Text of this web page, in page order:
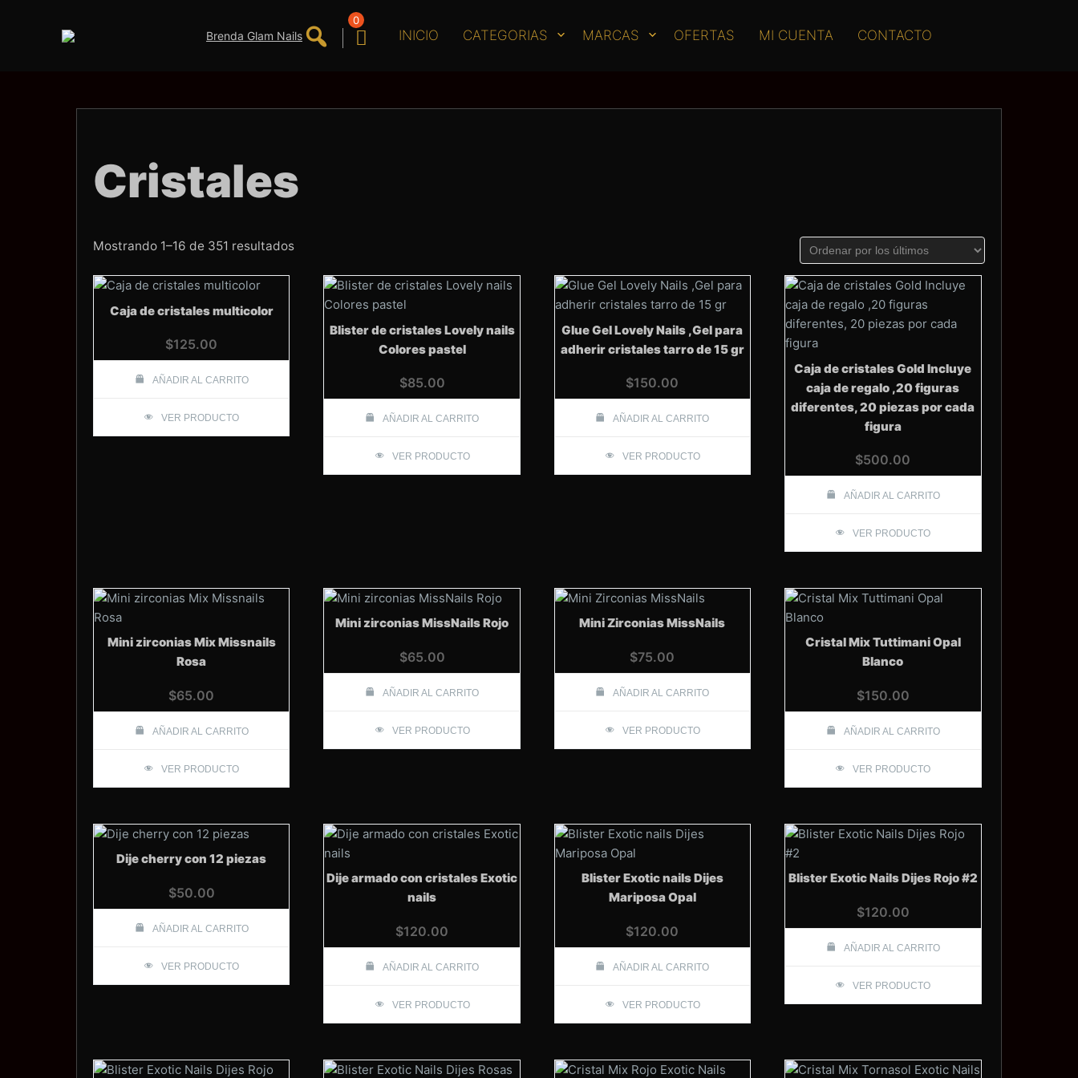
0
INICIO CATEGORIAS MARCAS OFERTAS MI CUENTA CONTACTO
Cristales
Mostrando 1–16 de 351 resultadosOrdenado
últimos
Caja de cristales multicolor
$125.00
AÑADIR AL CARRITO
VER PRODUCTO
Blister de cristales Lovely nails
Colores pastel
$85.00
AÑADIR AL CARRITO
VER PRODUCTO
Glue Gel Lovely Nails ,Gel para
adherir cristales tarro de 15 gr
$150.00
AÑADIR AL CARRITO
VER PRODUCTO
Caja de cristales Gold Incluye
caja de regalo ,20 figuras
diferentes, 20 piezas por cada
figura
$500.00
AÑADIR AL CARRITO
VER PRODUCTO
Mini zirconias Mix Missnails
Rosa
$65.00
AÑADIR AL CARRITO
VER PRODUCTO
Mini zirconias MissNails Rojo
$65.00
AÑADIR AL CARRITO
VER PRODUCTO
Mini Zirconias MissNails
$75.00
AÑADIR AL CARRITO
VER PRODUCTO
Cristal Mix Tuttimani Opal
Blanco
$150.00
AÑADIR AL CARRITO
VER PRODUCTO
Dije cherry con 12 piezas
$50.00
AÑADIR AL CARRITO
VER PRODUCTO
Dije armado con cristales Exotic
nails
$120.00
AÑADIR AL CARRITO
VER PRODUCTO
Blister Exotic nails Dijes
Mariposa Opal
$120.00
AÑADIR AL CARRITO
VER PRODUCTO
Blister Exotic Nails Dijes Rojo #2
$120.00
AÑADIR AL CARRITO
VER PRODUCTO